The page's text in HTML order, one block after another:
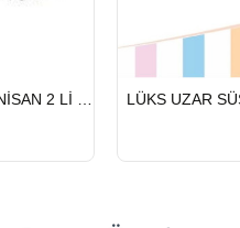
GÖNDERİ